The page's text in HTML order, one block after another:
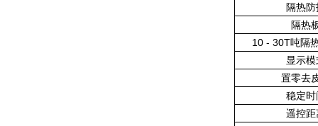
隔热防
隔热
10 - 30T吨隔
显示模
置零去
稳定时
遥控距